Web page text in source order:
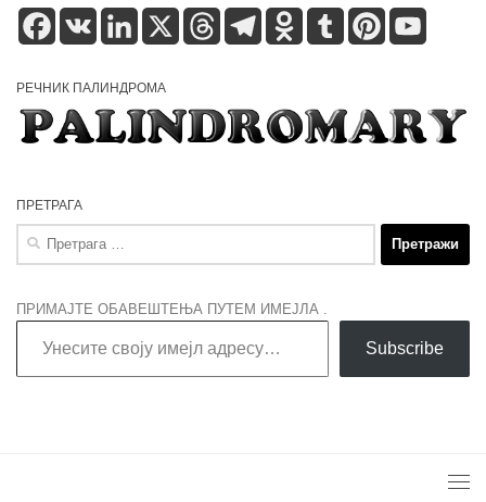
Facebook
VK LinkedInX ThreadsTelegramOdnoklassniki
Tumblr Pinterest
РЕЧНИК ПАЛИНДРОМА
ПРЕТРАГА
Претрага
ПРИМАЈТЕ ОБАВЕШТЕЊА ПУТЕМ ИМЕЈЛА .
Унесите своју имејл адресу…
Subscribe